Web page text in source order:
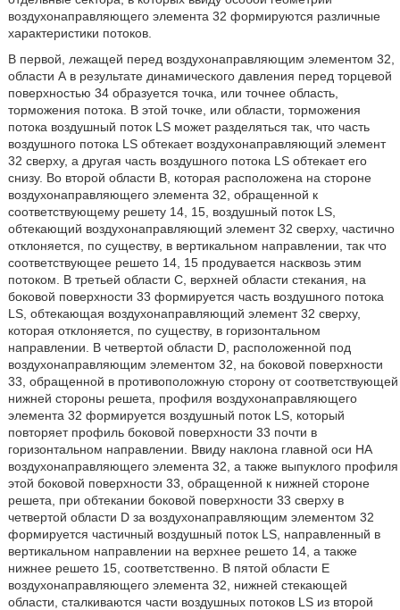
воздухонаправляющего элемента 32 формируются различные
характеристики потоков.
В первой, лежащей перед воздухонаправляющим элементом 32,
области А в результате динамического давления перед торцевой
поверхностью 34 образуется точка, или точнее область,
торможения потока. В этой точке, или области, торможения
потока воздушный поток LS может разделяться так, что часть
воздушного потока LS обтекает воздухонаправляющий элемент
32 сверху, а другая часть воздушного потока LS обтекает его
снизу. Во второй области В, которая расположена на стороне
воздухонаправляющего элемента 32, обращенной к
соответствующему решету 14, 15, воздушный поток LS,
обтекающий воздухонаправляющий элемент 32 сверху, частично
отклоняется, по существу, в вертикальном направлении, так что
соответствующее решето 14, 15 продувается насквозь этим
потоком. В третьей области С, верхней области стекания, на
боковой поверхности 33 формируется часть воздушного потока
LS, обтекающая воздухонаправляющий элемент 32 сверху,
которая отклоняется, по существу, в горизонтальном
направлении. В четвертой области D, расположенной под
воздухонаправляющим элементом 32, на боковой поверхности
33, обращенной в противоположную сторону от соответствующей
нижней стороны решета, профиля воздухонаправляющего
элемента 32 формируется воздушный поток LS, который
повторяет профиль боковой поверхности 33 почти в
горизонтальном направлении. Ввиду наклона главной оси НА
воздухонаправляющего элемента 32, а также выпуклого профиля
этой боковой поверхности 33, обращенной к нижней стороне
решета, при обтекании боковой поверхности 33 сверху в
четвертой области D за воздухонаправляющим элементом 32
формируется частичный воздушный поток LS, направленный в
вертикальном направлении на верхнее решето 14, а также
нижнее решето 15, соответственно. В пятой области Е
воздухонаправляющего элемента 32, нижней стекающей
области, сталкиваются части воздушных потоков LS из второй